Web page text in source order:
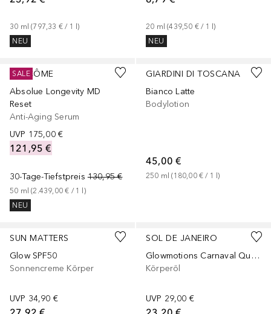
30 ml (797,33 € / 1 l)
NEU
20 ml (439,50 € / 1 l)
NEU
LANCÔME
Absolue Longevity MD
Reset
Anti-Aging Serum
UVP 175,00 €
121,95 €
30-Tage-Tiefstpreis 130,95 €
50 ml (2.439,00 € / 1 l)
NEU
SALE
GIARDINI DI TOSCANA
Bianco Latte
Bodylotion
45,00 €
250 ml (180,00 € / 1 l)
SUN MATTERS
Glow SPF50
Sonnencreme Körper
UVP 34,90 €
SOL DE JANEIRO
Glowmotions Carnaval Queen
Körperöl
UVP 29,00 €